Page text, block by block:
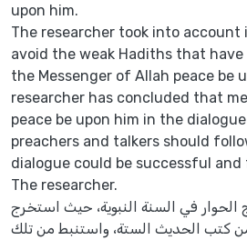
upon him.
The researcher took into account
avoid the weak Hadiths that
the Messenger of Allah peace be
researcher has concluded that
peace be upon him in the
preachers and talkers should
dialogue could be successful
The researcher.
في السنة النبوية، حيث استخرج
كتب الحديث الستة، واستنبط من تلك